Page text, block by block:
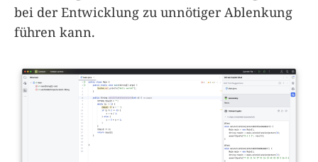
bei der Entwicklung zu unnötiger Ablenkung
führen kann.